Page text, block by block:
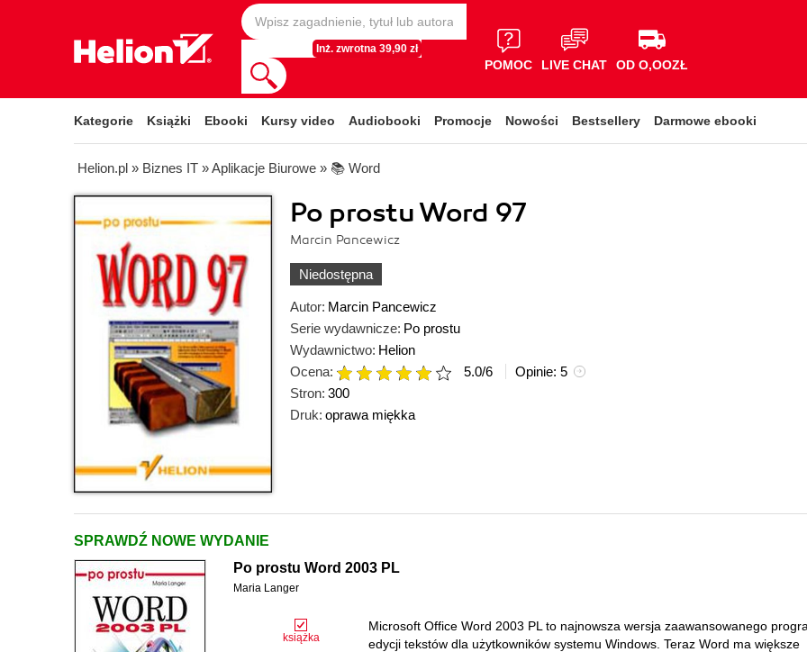
Inż. zwrotna 39,90 zł
POMOC LIVE CHAT OD O,OOZŁ
Kategorie Książki Ebooki Kursy video Audiobooki Promocje Nowości Bestsellery Darmowe ebooki
Helion.pl » Biznes IT »Aplikacje Biurowe » 📚 Word
Po prostu Word 97
Marcin Pancewicz
Niedostępna
Autor: Marcin Pancewicz
Serie wydawnicze: Po prostu
Wydawnictwo: Helion
Ocena:
5.0/6 Opinie: 5
Stron: 300
Druk: oprawa miękka
SPRAWDŹ NOWE WYDANIE
Po prostu Word 2003 PL
Maria Langer
książka
Microsoft Office Word 2003 PL to najnowsza wersja zaawansowanego
edycji tekstów dla użytkowników systemu Windows. Teraz Word ma większe